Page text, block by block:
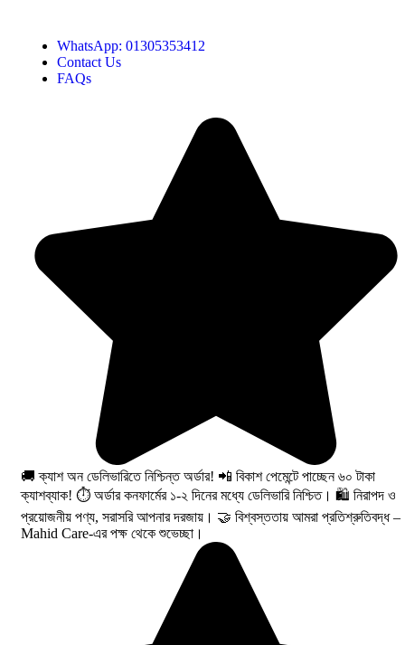
WhatsApp: 01305353412
Contact Us
FAQs
🚚 ক্যাশ অন ডেলিভারিতে নিশ্চিন্ত অর্ডার! 📲 বিকাশ পেমেন্টে পাচ্ছেন ৬০ টাকা
ক্যাশব্যাক! ⏱️ অর্ডার কনফার্মের ১-২ দিনের মধ্যে ডেলিভারি নিশ্চিত। 🛍️ নিরাপদ ও
প্রয়োজনীয় পণ্য, সরাসরি আপনার দরজায়। 🤝 বিশ্বস্ততায় আমরা প্রতিশ্রুতিবদ্ধ –
Mahid Care-এর পক্ষ থেকে শুভেচ্ছা।